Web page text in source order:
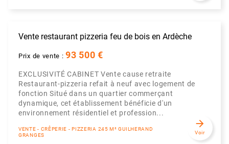
Vente restaurant pizzeria feu de bois en Ardèche
Prix de vente :93 500 €
EXCLUSIVITÉ CABINET Vente cause retraite
Restaurant-pizzeria refait à neuf avec logement de
fonction Situé dans un quartier commerçant
dynamique, cet établissement bénéficie d'un
environnement résidentiel et profession...
VENTE - CRÊPERIE - PIZZERIA 245 M² GUILHERAND
GRANGES
arrow_forward
Voir